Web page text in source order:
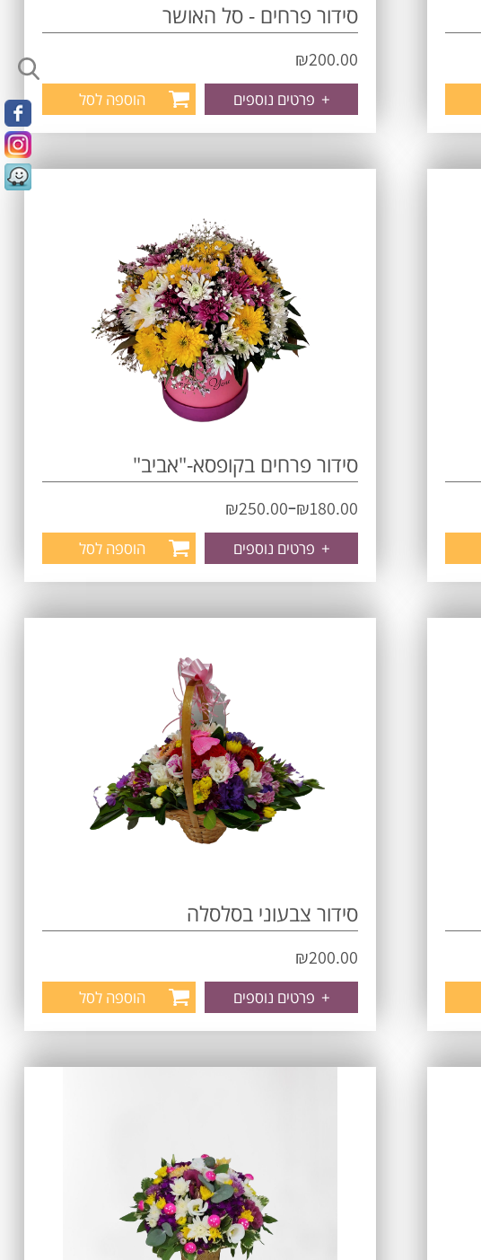
סידור פרחים - סל האושר
₪200.00
+ פרטים נוספים הוספה לסל
סידור פרחים בקופסא-"אביב"
₪180.00
–
₪250.00
+ פרטים נוספים הוספה לסל
סידור צבעוני בסלסלה
₪200.00
+ פרטים נוספים הוספה לסל